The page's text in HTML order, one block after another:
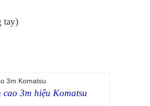
tay)
3m hiệu Komatsu